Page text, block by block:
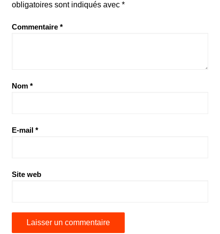
obligatoires sont indiqués avec *
Commentaire *
Nom *
E-mail *
Site web